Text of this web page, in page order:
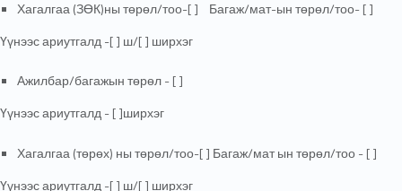
Хагалгаа (ЗӨК)ны төрөл/тоо-[ ] Багаж/мат-ын төрөл/тоо- [ ]
Үүнээс ариутгалд -[ ] ш/[ ] ширхэг
Ажилбар/багажын төрөл - [ ]
Үүнээс ариутгалд - [ ]ширхэг
Хагалгаа (төрөх) ны төрөл/тоо-[ ] Багаж/мат ын төрөл/тоо - [ ]
Үүнээс ариутгалд -[ ] ш/[ ] ширхэг